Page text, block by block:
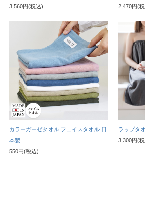
3,560円(税込)
2,470円(
カラーガーゼタオル フェイスタオル 日
本製
550円(税込)
ラップタ
3,300円(